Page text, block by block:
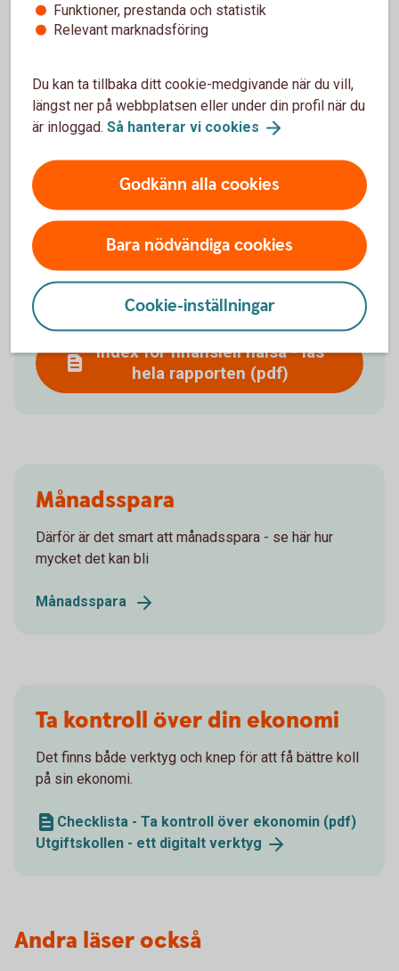
Rapport om den
privatekonomiska förmågan
och kunskapen i Sverige
Index för finansiell hälsa - läs
hela rapporten (pdf)
Månadsspara
Därför är det smart att månadsspara - se här hur
mycket det kan bli
Månadsspara
Ta kontroll över din ekonomi
Det finns både verktyg och knep för att få bättre koll
på sin ekonomi.
Checklista - Ta kontroll över ekonomin (pdf)
Utgiftskollen - ett digitalt verktyg
Andra läser också
Funktioner, prestanda och statistik
Relevant marknadsföring
Du kan ta tillbaka ditt cookie-medgivande när du vill,
längst ner på webbplatsen eller under din profil när du
är inloggad. Så hanterar vi cookies
Godkänn alla cookies
Bara nödvändiga cookies
Cookie-inställningar